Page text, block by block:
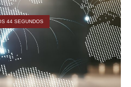
44 SEGUNDOS